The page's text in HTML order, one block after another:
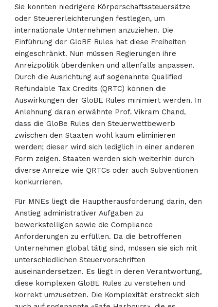
Sie konnten niedrigere Körperschaftssteuersätze
oder Steuererleichterungen festlegen, um
internationale Unternehmen anzuziehen. Die
Einführung der GloBE Rules hat diese Freiheiten
eingeschränkt. Nun müssen Regierungen ihre
Anreizpolitik überdenken und allenfalls anpassen.
Durch die Ausrichtung auf sogenannte Qualified
Refundable Tax Credits (QRTC) können die
Auswirkungen der GloBE Rules minimiert werden. In
Anlehnung daran erwähnte Prof. Vikram Chand,
dass die GloBe Rules den Steuerwettbewerb
zwischen den Staaten wohl kaum eliminieren
werden; dieser wird sich lediglich in einer anderen
Form zeigen. Staaten werden sich weiterhin durch
diverse Anreize wie QRTCs oder auch Subventionen
konkurrieren.
Für MNEs liegt die Hauptherausforderung darin, den
Anstieg administrativer Aufgaben zu
bewerkstelligen sowie die Compliance
Anforderungen zu erfüllen. Da die betroffenen
Unternehmen global tätig sind, müssen sie sich mit
unterschiedlichen Steuervorschriften
auseinandersetzen. Es liegt in deren Verantwortung,
diese komplexen GloBE Rules zu verstehen und
korrekt umzusetzen. Die Komplexität erstreckt sich